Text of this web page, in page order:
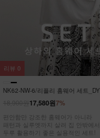
NK62-NW-6/리플리 홈웨어 세트_DY
7%
17,580원
편안함만 강조한 홈웨어가 아니라
패턴과 실루엣까지 살려 집 안밖에서
두루 활용하기 좋은 실용적인 세트!
리뷰 0